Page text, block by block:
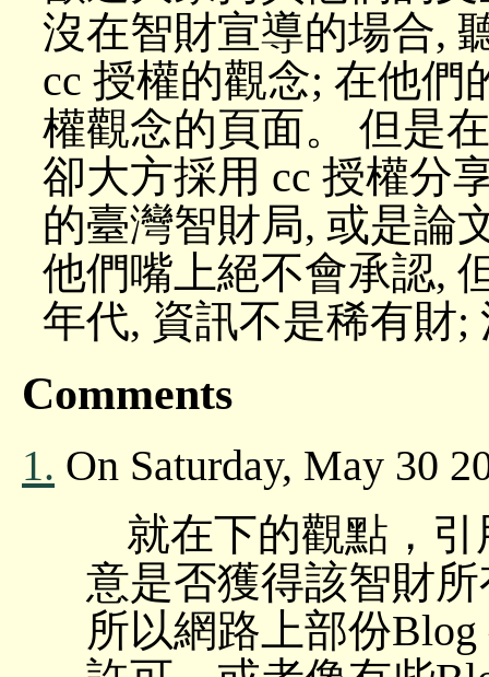
沒在智財宣導的場合,
cc 授權的觀念; 在他們
權觀念的頁面。 但是
卻大方採用 cc 授權分
的臺灣智財局, 或是論
他們嘴上絕不會承認,
年代, 資訊不是稀有財;
Comments
1. On Saturday, May 30
就在下的觀點，
意是否獲得該智財
所以網路上部份